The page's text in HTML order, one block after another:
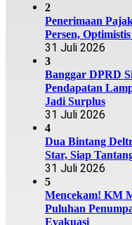
2
Penerimaan
Persen,
31 Juli 2026
3
Banggar DPRD
Pendapatan
Jadi Surplus
31 Juli 2026
4
Dua Bintang
Star, Siap
31 Juli 2026
5
Mencekam! KM
Puluhan
Evakuasi